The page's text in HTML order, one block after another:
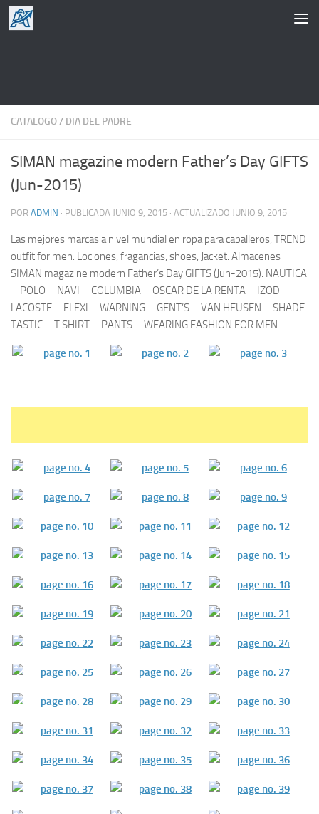
Saltar al contenido
CATALOGO/ DIA DEL PADRE
SIMAN magazine modern Father’s Day GIFTS
(Jun-2015)
POR ADMIN · PUBLICADA JUNIO 9, 2015 · ACTUALIZADO JUNIO 9, 2015
Las mejores marcas a nivel mundial en ropa para caballeros, TREND
outfit for men. Lociones, fragancias, shoes, Jacket. Almacenes
SIMAN magazine modern Father’s Day GIFTS (Jun-2015). NAUTICA
– POLO – NAVI – COLUMBIA – OSCAR DE LA RENTA – IZOD –
LACOSTE – FLEXI – WARNING – GENT’S – VAN HEUSEN – SHADE
TASTIC – T SHIRT – PANTS – WEARING FASHION FOR MEN.